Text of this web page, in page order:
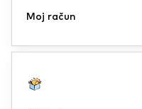
Moj račun